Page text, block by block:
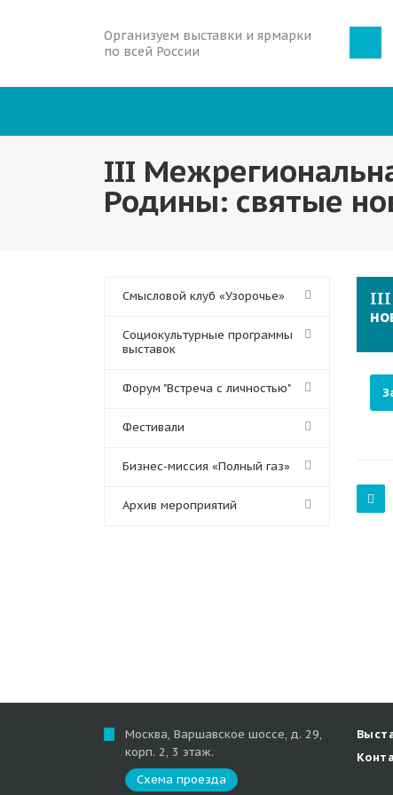
Организуем выставки и ярмарки
по всей России
III
Родины: святые
Смысловой клуб «Узорочье»
Социокультурные программы
выставок
Форум "Встреча с личностью"
Фестивали
Бизнес-миссия «Полный газ»
Архив мероприятий
III
Москва, Варшавское шоссе, д. 29,
корп. 2, 3 этаж.
Схема проезда